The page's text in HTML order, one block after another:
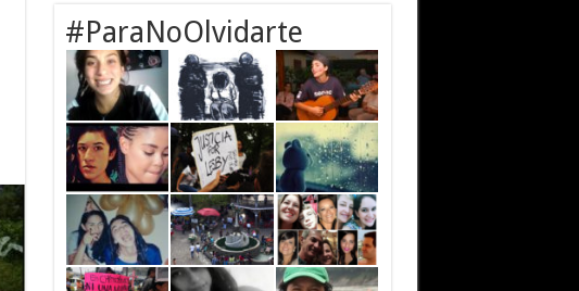
#ParaNoOlvidarte